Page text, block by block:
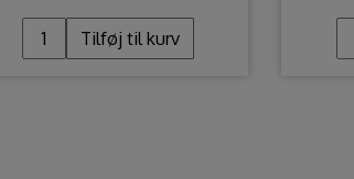
Tilføj til kurv